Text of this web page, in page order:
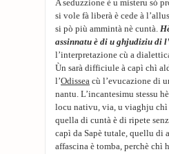
A seduzzione è u misteru sò
si vole fà liberà è cede à
si pò più ammintà nè cuntà.
assinnatu è di u ghjudiziu di
l’interpretazione cù a
Ùn sarà difficiule à capì chì
l’Odissea cù l’evucazione di
nantu. L’incantesimu stessu
locu nativu, via, u viaghju chì
quella di cuntà è di ripete
capì da Sapè tutale, quellu di
affascina è tomba, perchè chì